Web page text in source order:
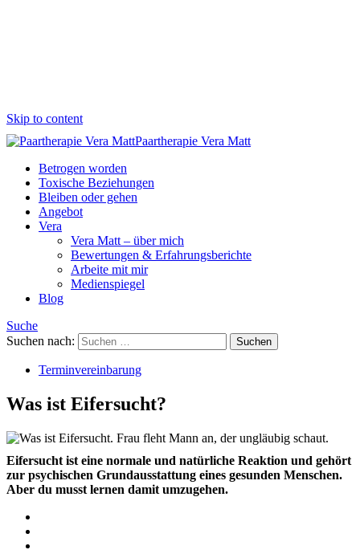
Skip to content
Paartherapie Vera Matt
Betrogen worden
Toxische Beziehungen
Bleiben oder gehen
Angebot
Vera
Vera Matt – über mich
Bewertungen & Erfahrungsberichte
Arbeite mit mir
Medienspiegel
Blog
Suche
Suchen nach:
Terminvereinbarung
Was ist Eifersucht?
Eifersucht ist eine normale und natürliche Reaktion und gehört
zur psychischen Grundausstattung eines gesunden Menschen.
Aber du musst lernen damit umzugehen.